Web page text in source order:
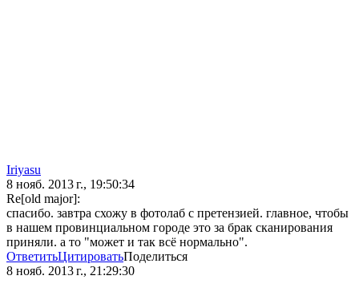
Iriyasu
8 нояб. 2013 г., 19:50:34
Re[old major]:
спасибо. завтра схожу в фотолаб с претензией. главное, чтобы
в нашем провинциальном городе это за брак сканирования
приняли. а то "может и так всё нормально".
ОтветитьЦитироватьПоделиться
8 нояб. 2013 г., 21:29:30